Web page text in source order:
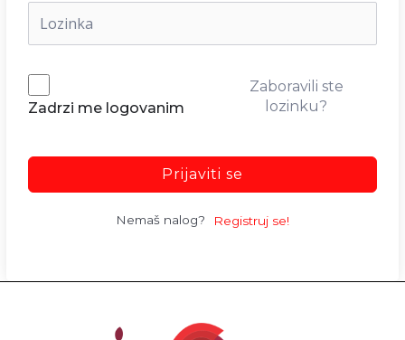
Zadrzi me logovanim
Zaboravili ste
lozinku?
Prijaviti se
Nemaš nalog? Registruj se!